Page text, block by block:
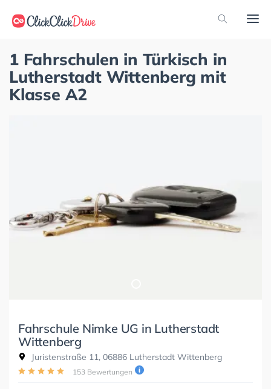
1 Fahrschulen in Türkisch in
Lutherstadt Wittenberg mit
Klasse A2
Fahrschule Nimke UG in Lutherstadt
Wittenberg
Juristenstraße 11, 06886 Lutherstadt Wittenberg
153 Bewertungen